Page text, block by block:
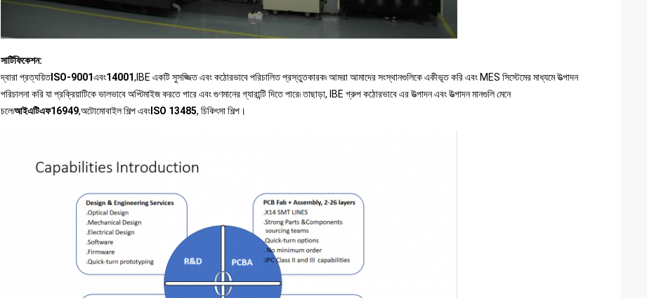
সার্টিফিকেশন:
দ্বারা প্রত্যয়িতISO-9001এবং14001,IBE একটি সুসজ্জিত এবং কঠোরভাবে পরিচালিত প্রস্তুতকারক৷ আমরা আমাদের সংস্থানগুলিকে একীভূত করি এবং MES সিস্টেমের মাধ্যমে উত্পাদন
পরিচালনা করি যা প্রক্রিয়াটিকে ভালভাবে অপ্টিমাইজ করতে পারে এবং গুণমানের গ্যারান্টি দিতে পারে৷ তাছাড়া, IBE গ্রুপ কঠোরভাবে এর উত্পাদন এবং উত্পাদন মানগুলি মেনে
চলে৷আইএটিএফ16949,অটোমোবাইল শিল্প এবং ISO 13485, চিকিৎসা শিল্প।